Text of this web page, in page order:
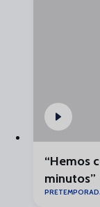
“Hemos
minutos”